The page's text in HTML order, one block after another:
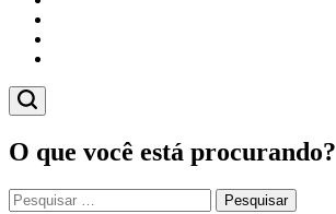
O que você está procurando?